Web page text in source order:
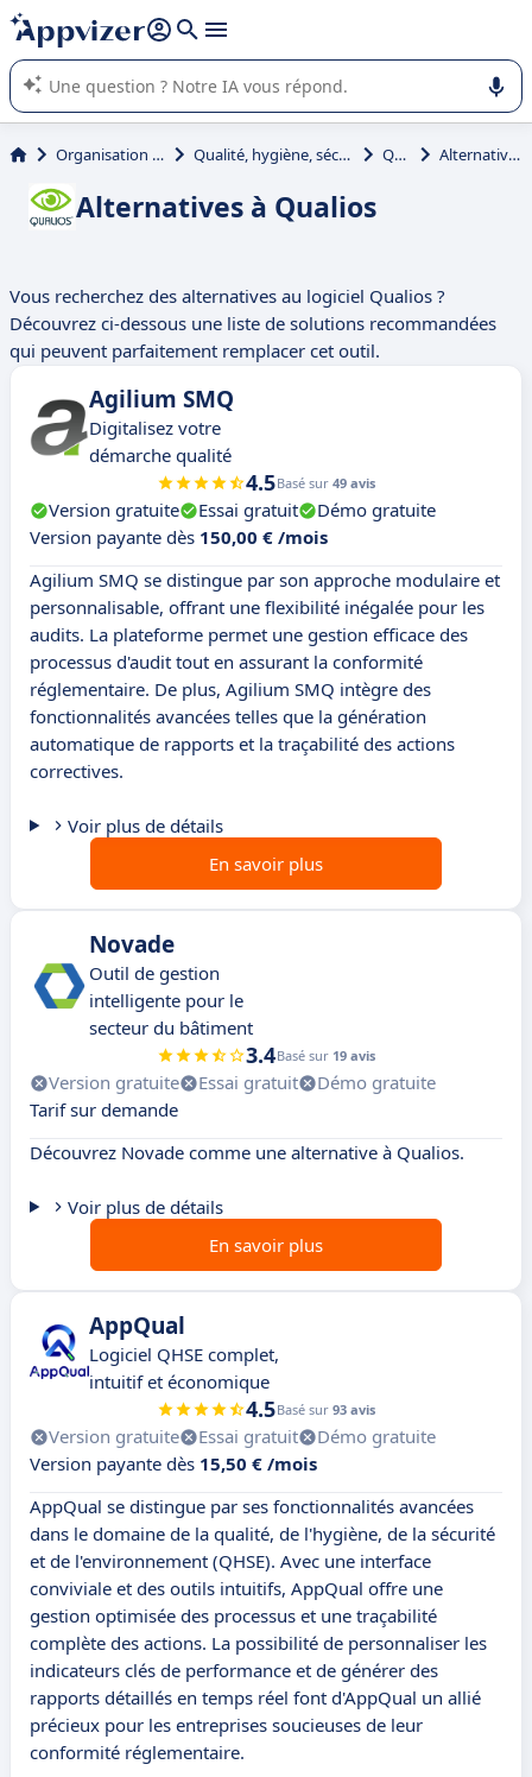
répondre (plusieurs lignes avec
L'IA de Appvizer vous guide dans l'utilisation ou la sélection de
logiciel SaaS en entreprise.
Organisation et planification Qualité, hygiène, sécurité, environnement (QHSE) Qualios Alternatives à Qualios
Alternatives à Qualios
Vous recherchez des alternatives au logiciel Qualios ?
Découvrez ci-dessous une liste de solutions recommandées
qui peuvent parfaitement remplacer cet outil.
Agilium SMQ
Digitalisez votre
démarche qualité
4.5Basé sur 49 avis
Version gratuite Essai gratuit
Démo gratuite
Version payante dès 150,00 € /mois
Agilium SMQ se distingue par son approche modulaire et
personnalisable, offrant une flexibilité inégalée pour les
audits. La plateforme permet une gestion efficace des
processus d'audit tout en assurant la conformité
réglementaire. De plus, Agilium SMQ intègre des
fonctionnalités avancées telles que la génération
automatique de rapports et la traçabilité des actions
correctives.
Voir plus de détails
En savoir plus
Novade
Outil de gestion
intelligente pour le
secteur du bâtiment
3.4Basé sur 19 avis
Version gratuite Essai gratuit
Démo gratuite
Tarif sur demande
Découvrez Novade comme une alternative à Qualios.
Voir plus de détails
En savoir plus
AppQual
Logiciel QHSE complet,
intuitif et économique
4.5Basé sur 93 avis
Version gratuite Essai gratuit
Démo gratuite
Version payante dès 15,50 € /mois
AppQual se distingue par ses fonctionnalités avancées
dans le domaine de la qualité, de l'hygiène, de la sécurité
et de l'environnement (QHSE). Avec une interface
conviviale et des outils intuitifs, AppQual offre une
gestion optimisée des processus et une traçabilité
complète des actions. La possibilité de personnaliser les
indicateurs clés de performance et de générer des
rapports détaillés en temps réel font d'AppQual un allié
précieux pour les entreprises soucieuses de leur
conformité réglementaire.